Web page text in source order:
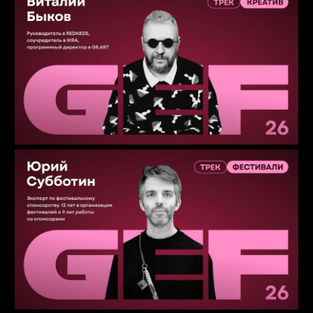
Программа GEF'26 учитывает
ФОРМАТЫ